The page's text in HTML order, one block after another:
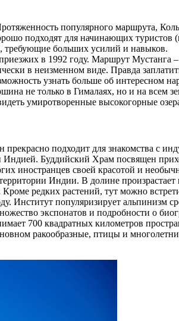
популярного маршрута,
подходят для начинающих туристов
требующие больших усилий и навыков.
в 1992 году. Маршрут Мустанга
в неизменном виде. Правда
узнать больше об интересном
не только в Гималаях, но и на всем
умиротворенные высокогорные
подходит для знакомства с
Буддийский Храм посвящен
иностранцев своей красотой и
Индии. В долине произрастает
редких растений, тут можно
Институт популяризирует альпинизм
экспонатов и подробности о
700 квадратных километров
ракообразные, птицы и